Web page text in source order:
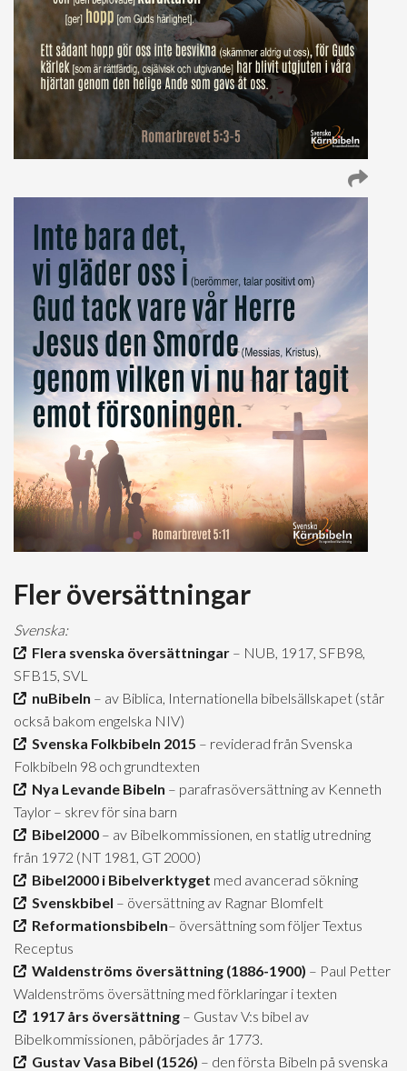
Fler översättningar
Svenska:
Flera svenska översättningar – NUB, 1917, SFB98,
SFB15, SVL
nuBibeln – av Biblica, Internationella bibelsällskapet (står
också bakom engelska NIV)
Svenska Folkbibeln 2015 – reviderad från Svenska
Folkbibeln 98 och grundtexten
Nya Levande Bibeln – parafrasöversättning av Kenneth
Taylor – skrev för sina barn
Bibel2000 – av Bibelkommissionen, en statlig utredning
från 1972 (NT 1981, GT 2000)
Bibel2000 i Bibelverktyget med avancerad sökning
Svenskbibel – översättning av Ragnar Blomfelt
Reformationsbibeln– översättning som följer Textus
Receptus
Waldenströms översättning (1886-1900) – Paul Petter
Waldenströms översättning med förklaringar i texten
1917 års översättning – Gustav V:s bibel av
Bibelkommissionen, påbörjades år 1773.
Gustav Vasa Bibel (1526) – den första Bibeln på svenska